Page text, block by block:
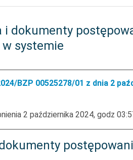
i dokumenty
systemie
BZP 00525278/01 z dnia 2
2 października 2024, godz